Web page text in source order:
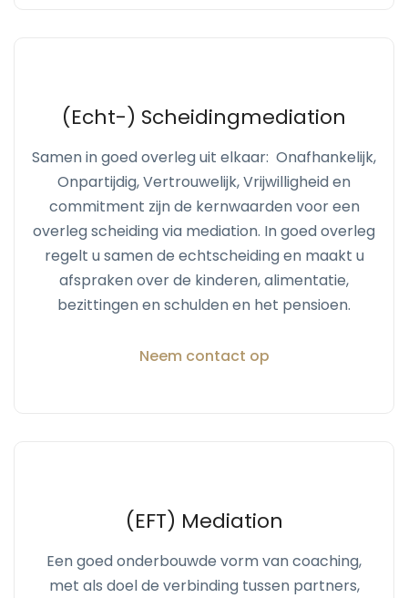
(Echt-) Scheidingmediation
Samen in goed overleg uit elkaar: Onafhankelijk,
Onpartijdig, Vertrouwelijk, Vrijwilligheid en
commitment zijn de kernwaarden voor een
overleg scheiding via mediation. In goed overleg
regelt u samen de echtscheiding en maakt u
afspraken over de kinderen, alimentatie,
bezittingen en schulden en het pensioen.
Neem contact op
(EFT) Mediation
Een goed onderbouwde vorm van coaching,
met als doel de verbinding tussen partners,